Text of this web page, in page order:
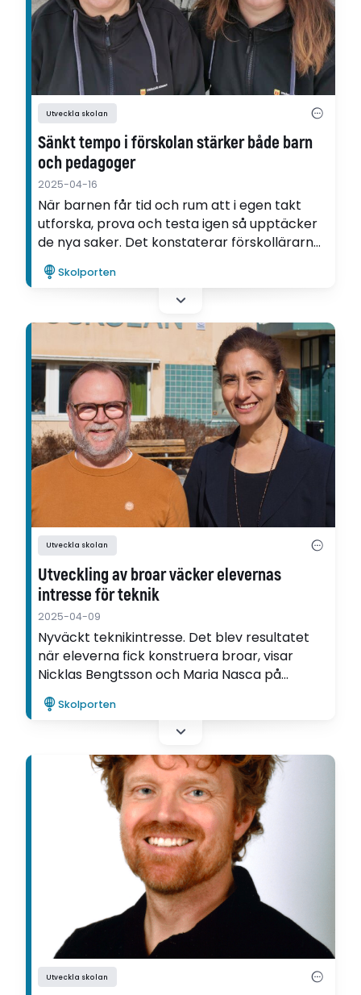
Utveckla skolan
Sänkt tempo i förskolan stärker både barn
och pedagoger
2025-04-16
När barnen får tid och rum att i egen takt
utforska, prova och testa igen så upptäcker
de nya saker. Det konstaterar förskollärarna
Anna Viberg och Åsa Ahlqvist Johansson i sin
utvecklingsartikel om ”slow pedagogy”.
Skolporten
Utveckla skolan
Utveckling av broar väcker elevernas
intresse för teknik
2025-04-09
Nyväckt teknikintresse. Det blev resultatet
när eleverna fick konstruera broar, visar
Nicklas Bengtsson och Maria Nasca på
Myrsjöskolan i Nacka i sin utvecklingsartikel.
Skolporten
Utveckla skolan